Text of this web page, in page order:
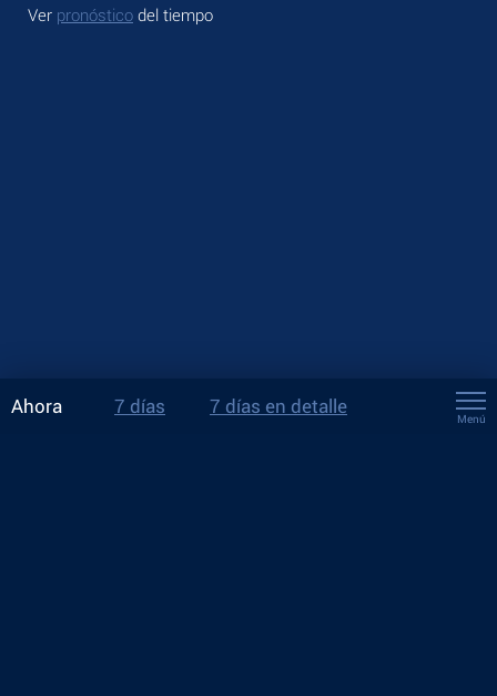
Ver pronóstico del tiempo
Ahora 7 días 7 días en detalle
Menú